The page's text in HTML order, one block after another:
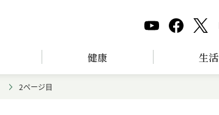
健康 生活
2ページ目